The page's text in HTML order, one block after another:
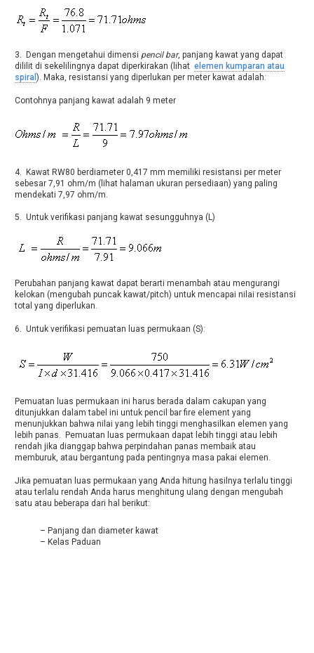
3. Dengan mengetahui dimensi pencil bar, panjang kawat yang dapat
dililit di sekelilingnya dapat diperkirakan (lihatelemen kumparan atau
spiral). Maka, resistansi yang diperlukan per meter kawat adalah:
Contohnya panjang kawat adalah 9 meter
4. Kawat RW80 berdiameter 0,417 mm memiliki resistansi per meter
sebesar 7,91 ohm/m (lihat halaman ukuran persediaan) yang paling
mendekati 7,97 ohm/m.
5. Untuk verifikasi panjang kawat sesungguhnya (L)
Perubahan panjang kawat dapat berarti menambah atau mengurangi
kelokan (mengubah puncak kawat/pitch) untuk mencapai nilai resistansi
total yang diperlukan.
6. Untuk verifikasi pemuatan luas permukaan (S):
Pemuatan luas permukaan ini harus berada dalam cakupan yang
ditunjukkan dalam tabel ini untuk pencil bar fire element yang
menunjukkan bahwa nilai yang lebih tinggi menghasilkan elemen yang
lebih panas. Pemuatan luas permukaan dapat lebih tinggi atau lebih
rendah jika dianggap bahwa perpindahan panas membaik atau
memburuk, atau bergantung pada pentingnya masa pakai elemen.
Jika pemuatan luas permukaan yang Anda hitung hasilnya terlalu tinggi
atau terlalu rendah Anda harus menghitung ulang dengan mengubah
satu atau beberapa dari hal berikut:
– Panjang dan diameter kawat
– Kelas Paduan